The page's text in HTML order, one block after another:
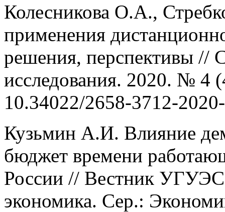
Колесникова О.А.,
применения
решения, перспективы //
исследования. 2020. № 4
10.34022/2658-3712-
Кузьмин А.И. Влияние
бюджет времени
России // Вестник
экономика. Сер.: